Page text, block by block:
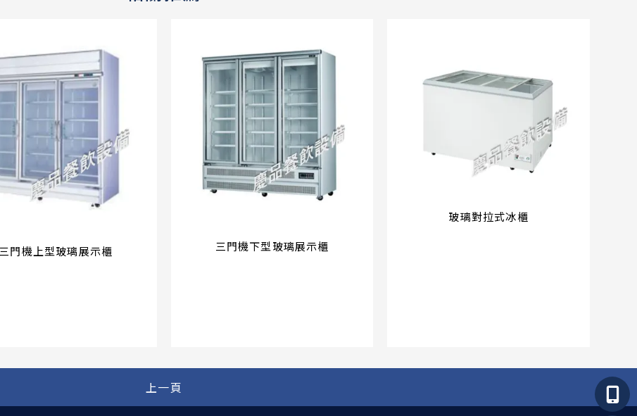
三門機上型玻璃展示櫃 三門機下型玻璃展示櫃
玻璃對拉式冰櫃
上一頁